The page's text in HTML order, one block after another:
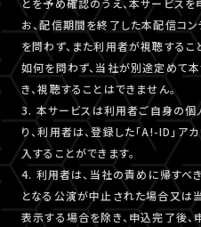
とを予め確認のうえ、本サービス
お、配信期間を終了した本配信コ
を問わず、また利用者が視聴する
如何を問わず、当社が別途定めて
き、視聴することはできません。
3. 本サービスは利用者ご自身の個
り、利用者は、登録した「A!-ID」ア
入することができます。
4. 利用者は、当社の責めに帰すべ
となる公演が中止された場合又は
表示する場合を除き、申込完了後